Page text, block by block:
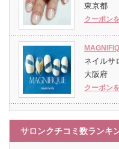
東京都
クーポン
ネイルサ
大阪府
クーポン
サロンクチコミ数ランキ